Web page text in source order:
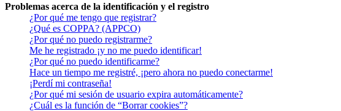
Problemas acerca de la identificación y el registro
¿Por qué me tengo que registrar?
¿Qué es COPPA? (APPCO)
¿Por qué no puedo registrarme?
Me he registrado ¡y no me puedo identificar!
¿Por qué no puedo identificarme?
Hace un tiempo me registré, ¡pero ahora no puedo conectarme!
¡Perdí mi contraseña!
¿Por qué mi sesión de usuario expira automáticamente?
¿Cuál es la función de “Borrar cookies”?